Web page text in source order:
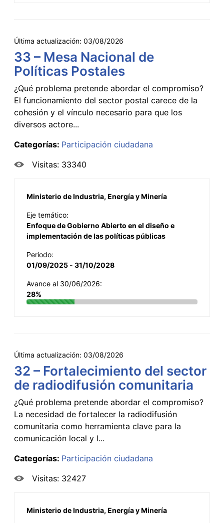
Última actualización: 03/08/2026
33 – Mesa Nacional de
Políticas Postales
¿Qué problema pretende abordar el compromiso?
El funcionamiento del sector postal carece de la
cohesión y el vínculo necesario para que los
diversos actore...
Categorías: Participación ciudadana
Visitas: 33340
Ministerio de Industria, Energía y Minería
Eje temático:
Enfoque de Gobierno Abierto en el diseño e
implementación de las políticas públicas
Período:
01/09/2025 - 31/10/2028
Avance al 30/06/2026:
28%
Última actualización: 03/08/2026
32 – Fortalecimiento del sector
de radiodifusión comunitaria
¿Qué problema pretende abordar el compromiso?
La necesidad de fortalecer la radiodifusión
comunitaria como herramienta clave para la
comunicación local y l...
Categorías: Participación ciudadana
Visitas: 32427
Ministerio de Industria, Energía y Minería